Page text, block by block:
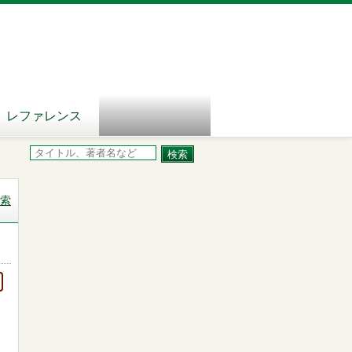
レファレンス